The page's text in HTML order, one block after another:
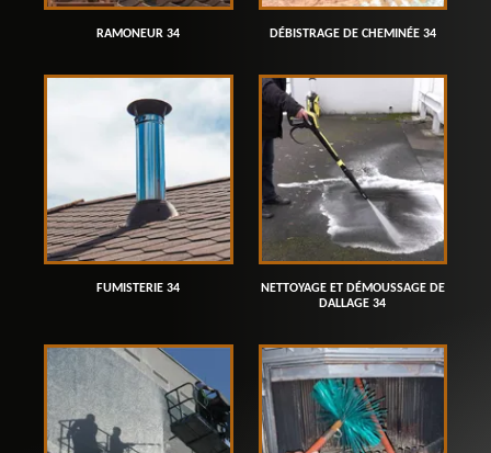
RAMONEUR 34 DÉBISTRAGE DE CHEMINÉE 34
FUMISTERIE 34
NETTOYAGE ET DÉMOUSSAGE DE
DALLAGE 34